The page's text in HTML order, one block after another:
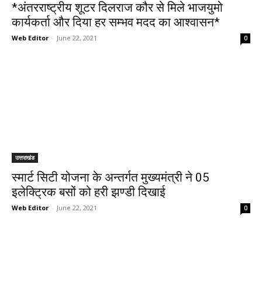
*अंतरराष्ट्रीय शूटर दिलराज कौर से मिले भाजयुमो
कार्यकर्ता और दिया हर सम्भव मदद का आश्वासन*
Web Editor - June 22, 2021 0
उत्तराखंड
स्मार्ट सिटी योजना के अन्तर्गत मुख्यमंत्री ने 05
इलेक्ट्रिक बसों को हरी झण्डी दिखाई
Web Editor - June 22, 2021 0